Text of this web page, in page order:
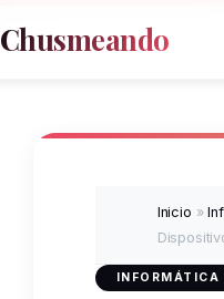
Chusmeando
Inicio »